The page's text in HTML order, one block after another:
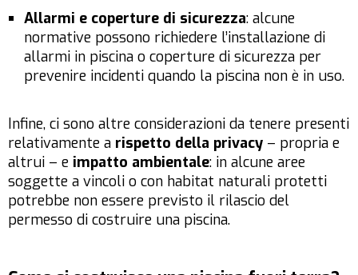
Allarmi e coperture di sicurezza: alcune
normative possono richiedere l’installazione di
allarmi in piscina o coperture di sicurezza per
prevenire incidenti quando la piscina non è in uso.
Infine, ci sono altre considerazioni da tenere presenti
relativamente a rispetto della privacy – propria e
altrui – e impatto ambientale: in alcune aree
soggette a vincoli o con habitat naturali protetti
potrebbe non essere previsto il rilascio del
permesso di costruire una piscina.